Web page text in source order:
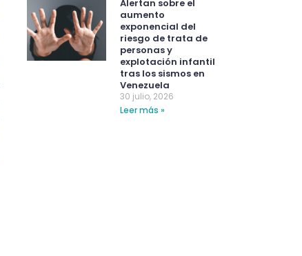
Alertan sobre el
aumento
exponencial del
riesgo de trata de
personas y
explotación infantil
tras los sismos en
Venezuela
30 julio, 2026
Leer más »